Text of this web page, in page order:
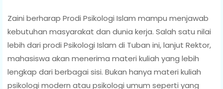
Zaini berharap Prodi Psikologi Islam mampu menjawab
kebutuhan masyarakat dan dunia kerja. Salah satu nilai
lebih dari prodi Psikologi Islam di Tuban ini, lanjut Rektor,
mahasiswa akan menerima materi kuliah yang lebih
lengkap dari berbagai sisi. Bukan hanya materi kuliah
psikologi modern atau psikologi umum seperti yang